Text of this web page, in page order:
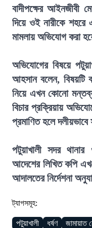
বাদীপক্ষের আইনজীবী
দিয়ে ওই নারীকে শহরে
মামলায় অভিযোগ করা
অভিযোগের বিষয়ে
আহসান বলেন, বিষয়টি
নিয়ে এখন কোনো
বিচার প্রক্রিয়ায়
প্রমাণিত হলে
পটুয়াখালী সদর
আদেশের লিখিত কপি
আদালতের নির্দেশনা
ট্যাগসমূহ:
পটুয়াখালী ধর্ষণ জামায়াত